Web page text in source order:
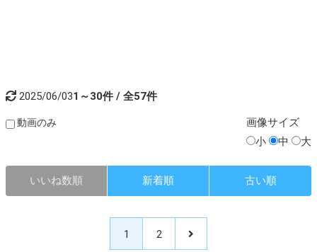
2025/06/031～30件 / 全57件
動画のみ 画像サイズ
小
中 大
いいね数順 新着順 古い順
1 2